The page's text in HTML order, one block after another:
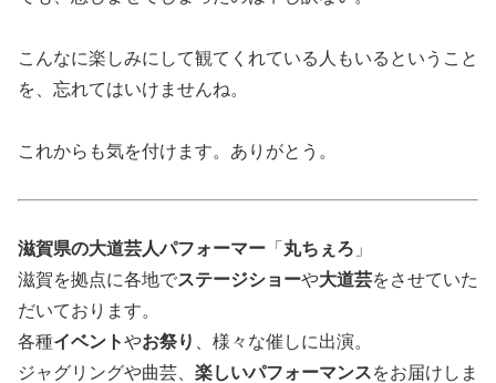
こんなに楽しみにして観てくれている人もいるということ
を、忘れてはいけませんね。
これからも気を付けます。ありがとう。
滋賀県の大道芸人パフォーマー 「 丸ちぇろ 」
滋賀を拠点に各地でステージショーや大道芸をさせていた
だいております。
各種イベントやお祭り
、様々な催しに出演。
ジャグリングや曲芸、 楽しいパフォーマンスをお届けしま